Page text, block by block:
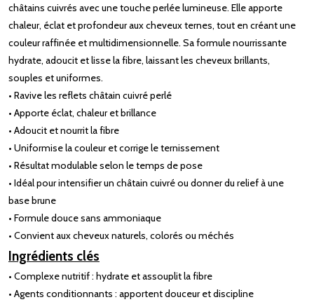
châtains cuivrés avec une touche perlée lumineuse. Elle apporte
chaleur, éclat et profondeur aux cheveux ternes, tout en créant une
couleur raffinée et multidimensionnelle. Sa formule nourrissante
hydrate, adoucit et lisse la fibre, laissant les cheveux brillants,
souples et uniformes.
• Ravive les reflets châtain cuivré perlé
• Apporte éclat, chaleur et brillance
• Adoucit et nourrit la fibre
• Uniformise la couleur et corrige le ternissement
• Résultat modulable selon le temps de pose
• Idéal pour intensifier un châtain cuivré ou donner du relief à une
base brune
• Formule douce sans ammoniaque
• Convient aux cheveux naturels, colorés ou méchés
Ingrédients clés
• Complexe nutritif : hydrate et assouplit la fibre
• Agents conditionnants : apportent douceur et discipline